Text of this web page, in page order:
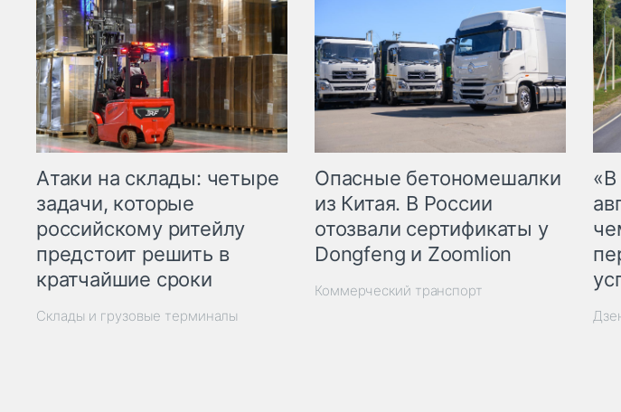
Атаки на склады: четыре
задачи, которые
российскому ритейлу
предстоит решить в
кратчайшие сроки
Склады и грузовые терминалы
Опасные бетономешалки
из Китая. В России
отозвали сертификаты у
Dongfeng и Zoomlion
Коммерческий транспорт